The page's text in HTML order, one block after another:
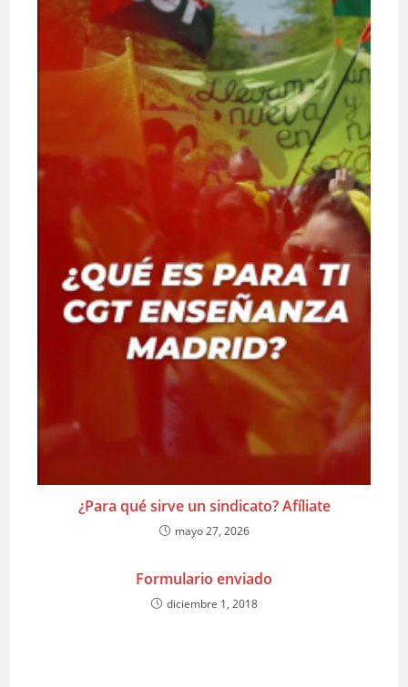
¿Para qué sirve un sindicato? Afíliate
mayo 27, 2026
Formulario enviado
diciembre 1, 2018